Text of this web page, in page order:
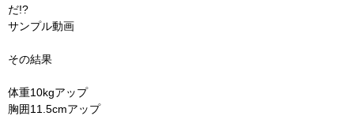
だ!?
サンプル動画
その結果
体重10kgアップ
胸囲11.5cmアップ